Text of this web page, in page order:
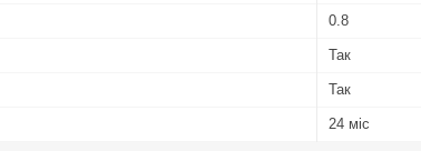
0.8
Так
Так
24 міс